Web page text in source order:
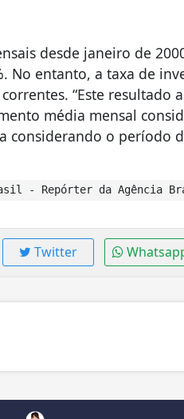
desde janeiro de
No entanto, a taxa de
“Este resultado
média mensal
o período
- Repórter da Agência
Twitter